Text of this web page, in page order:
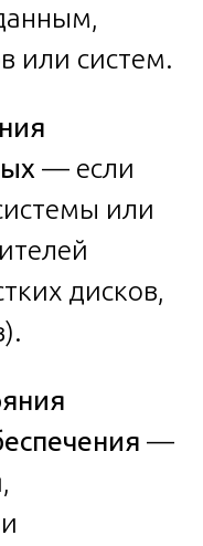
или систем.
— если
или
дисков,
—